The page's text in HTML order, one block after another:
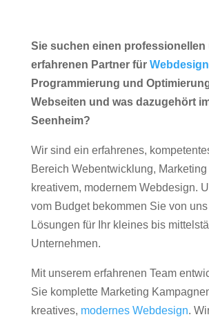
Sie suchen einen professionellen
erfahrenen Partner für Webdesign
Programmierung und
Webseiten und was dazugehört
Seenheim?
Wir sind ein erfahrenes,
Bereich Webentwicklung, Marketing
kreativem, modernem Webdesign.
vom Budget bekommen Sie von
Lösungen für Ihr kleines bis
Unternehmen.
Mit unserem erfahrenen Team
Sie komplette Marketing
kreatives, modernes Webdesign.